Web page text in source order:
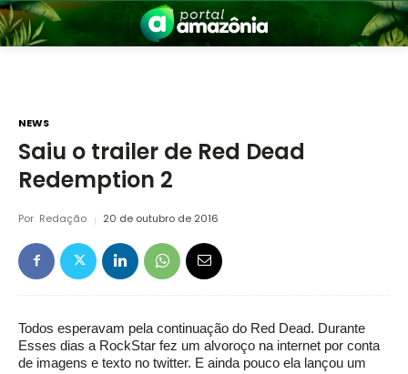
Amazônia
NEWS
Saiu o trailer de Red Dead
Redemption 2
Por Redação 20 de outubro de 2016
Todos esperavam pela continuação do Red Dead. Durante
Esses dias a RockStar fez um alvoroço na internet por conta
de imagens e texto no twitter. E ainda pouco ela lançou um